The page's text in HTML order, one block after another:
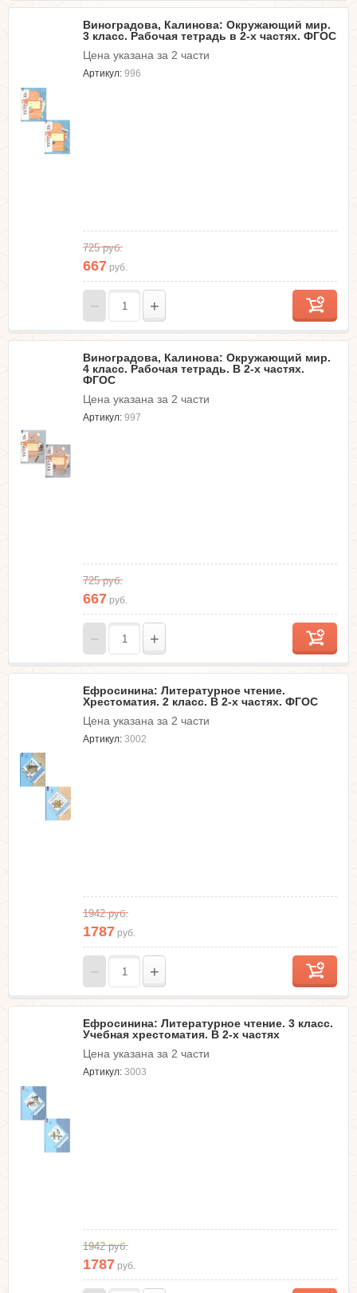
Виноградова, Калинова: Окружающий мир.
3 класс. Рабочая тетрадь в 2-х частях. ФГОС
Цена указана за 2 части
Артикул: 996
725руб.
667 руб.
− +
Виноградова, Калинова: Окружающий мир.
4 класс. Рабочая тетрадь. В 2-х частях.
ФГОС
Цена указана за 2 части
Артикул: 997
725руб.
667 руб.
− +
Ефросинина: Литературное чтение.
Хрестоматия. 2 класс. В 2-х частях. ФГОС
Цена указана за 2 части
Артикул: 3002
1942руб.
1787 руб.
− +
Ефросинина: Литературное чтение. 3 класс.
Учебная хрестоматия. В 2-х частях
Цена указана за 2 части
Артикул: 3003
1942руб.
1787 руб.